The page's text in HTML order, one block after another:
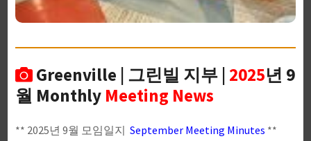
Greenville | 그린빌 지부 | 2025년 9
월 Monthly Meeting News
** 2025년 9월 모임일지 September Meeting Minutes **